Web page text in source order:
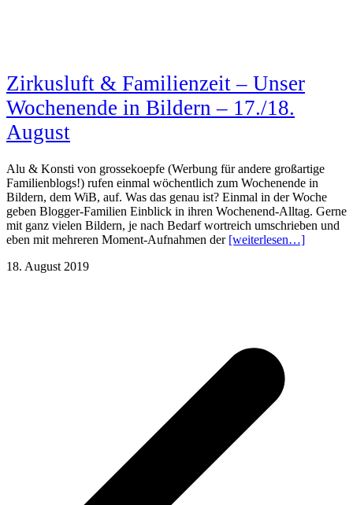
Zirkusluft & Familienzeit – Unser
Wochenende in Bildern – 17./18.
August
Alu & Konsti von grossekoepfe (Werbung für andere großartige
Familienblogs!) rufen einmal wöchentlich zum Wochenende in
Bildern, dem WiB, auf. Was das genau ist? Einmal in der Woche
geben Blogger-Familien Einblick in ihren Wochenend-Alltag. Gerne
mit ganz vielen Bildern, je nach Bedarf wortreich umschrieben und
eben mit mehreren Moment-Aufnahmen der [weiterlesen…]
18. August 2019